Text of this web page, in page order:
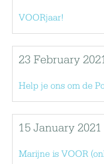
VOORjaar!
23 February
Help je ons om de
15 January 2021
Marijne is VOOR